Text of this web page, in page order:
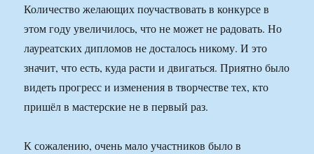
Количество желающих поучаствовать в конкурсе в
этом году увеличилось, что не может не радовать. Но
лауреатских дипломов не досталось никому. И это
значит, что есть, куда расти и двигаться. Приятно было
видеть прогресс и изменения в творчестве тех, кто
пришёл в мастерские не в первый раз.
К сожалению, очень мало участников было в